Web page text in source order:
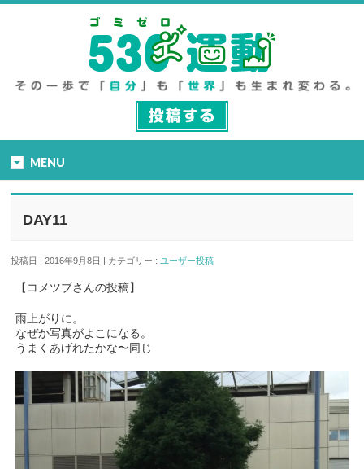
MENU
DAY11
投稿日 : 2016年9月8日 | カテゴリー :ユーザー投稿
【コメツブさんの投稿】
雨上がりに。
なぜか写真がよこになる。
うまくあげれたかな〜同じ